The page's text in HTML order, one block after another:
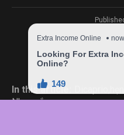
In this article:
Nhan,sắc